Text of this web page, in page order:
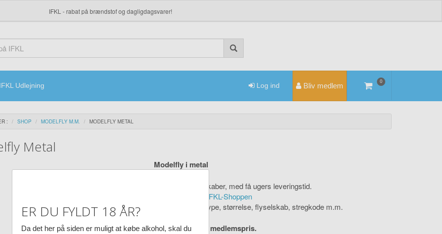
IFKL - rabat på brændstof og dagligdagsvarer!
Udlejning 0
Bliv medlem
Log ind
: SHOP MODELFLY M.M. MODELFLY METAL
Metal
Modelfly i metal
Vi kan skaffe mange flere flytyper og luftfartsselskaber, med få ugers leveringstid.
Send en mail til IFKL-Shoppen
Husk at angive dit navn, medlemsnummer og varens evt. type, størrelse, flyselskab, stregkode m.m.
Husk at logge ind for at se din medlemspris.
ER DU FYLDT 18 ÅR?
Da det her på siden er muligt at købe alkohol, skal du